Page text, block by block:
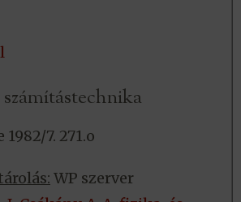
7. 271.o
WP szerver